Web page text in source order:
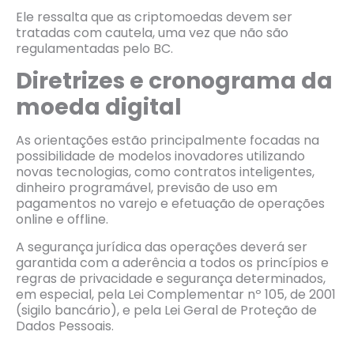
Ele ressalta que as criptomoedas devem ser
tratadas com cautela, uma vez que não são
regulamentadas pelo BC.
Diretrizes e cronograma da
moeda digital
As orientações estão principalmente focadas na
possibilidade de modelos inovadores utilizando
novas tecnologias, como contratos inteligentes,
dinheiro programável, previsão de uso em
pagamentos no varejo e efetuação de operações
online e offline.
A segurança jurídica das operações deverá ser
garantida com a aderência a todos os princípios e
regras de privacidade e segurança determinados,
em especial, pela Lei Complementar nº 105, de 2001
(sigilo bancário), e pela Lei Geral de Proteção de
Dados Pessoais.